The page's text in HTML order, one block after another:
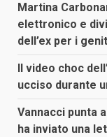
Martina
elettronico e
dell’ex per i
Il video choc
ucciso durante
Vannacci punta
ha inviato una